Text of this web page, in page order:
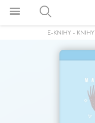
E-KNIHY-